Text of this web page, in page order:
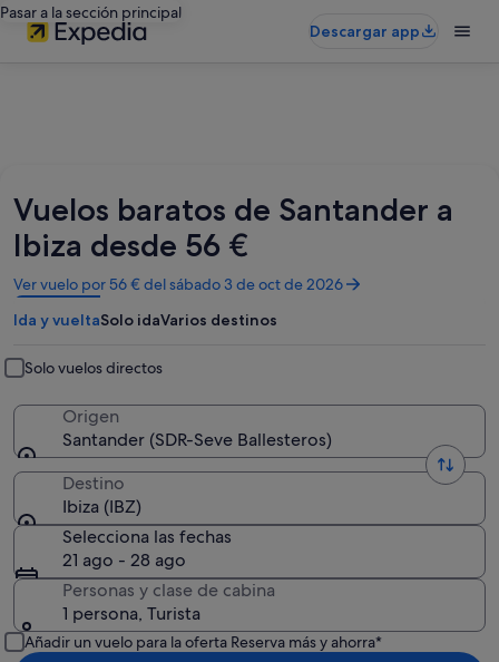
Pasar a la sección principal
Descargar app
Vuelos baratos de Santander a
Ibiza desde 56 €
Ver vuelo por 56 € del sábado 3 de oct de 2026
Se
abre
en
ventana
nueva
Ida y vueltaSolo idaVarios destinos
Solo vuelos directos
Origen
Santander (SDR-Seve Ballesteros)
Destino
Ibiza (IBZ)
Selecciona las fechas
21 ago - 28 ago
Personas y clase de cabina
1 persona, Turista
Añadir un vuelo para la oferta Reserva más y ahorra*